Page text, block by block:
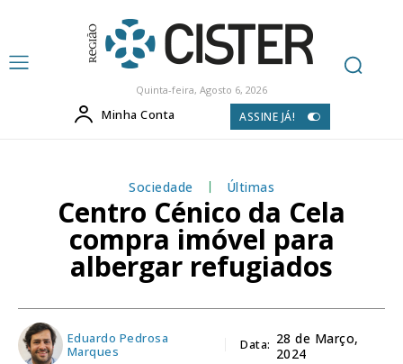
Quinta-feira, Agosto 6, 2026
Minha Conta ASSINE JÁ!
Sociedade Últimas
Centro Cénico da Cela
compra imóvel para
albergar refugiados
Eduardo Pedrosa
Marques
Data: 28 de Março,
2024